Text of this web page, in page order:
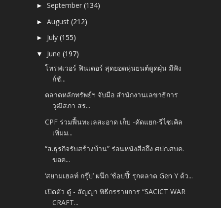
►September(134)
►August(212)
► July(155)
▼ June(197)
โทรฟเวอร์ ฟินเดอร์ สุดยอดหุ่นยนต์ดูดฝุ่น มีฟัง
ก์ชั...
ตลาดหลักทรัพย์ฯ จับมือ สำนักงานเลขาธิการ
วุฒิสภา สร...
CPF ร่วมฟื้นทะเลสะอาด เก็บ -คัดแยก-รีไซเคิล
เพิ่มม...
“ส.ธุรกิจรับสร้างบ้าน” ร่อนหนังสือถึง ศปก.ศบค.
ขอค...
‘สยามเฮลท์ กรุ๊ป’ ผนึก ‘ช้อปปี้’ รุกตลาด Gen Y ด้ว...
เปิดตัว ดู๋ - สัญญา พิธีกรรายการ “SACICT WAR
CRAFT...